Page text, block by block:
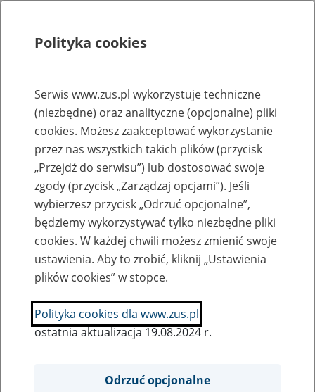
Rejestry, ewidencje i archiwa
Baza zlikwidowanych lub
przekształconych zakładów pracy
Nazwa zakładu pracy:
SZUKAJ
Polityka cookies
Serwis www.zus.pl wykorzystuje techniczne
(niezbędne) oraz analityczne (opcjonalne) pliki
cookies. Możesz zaakceptować wykorzystanie
przez nas wszystkich takich plików (przycisk
„Przejdź do serwisu”) lub dostosować swoje
zgody (przycisk „Zarządzaj opcjami”). Jeśli
wybierzesz przycisk „Odrzuć opcjonalne”,
będziemy wykorzystywać tylko niezbędne pliki
cookies. W każdej chwili możesz zmienić swoje
ustawienia. Aby to zrobić, kliknij „Ustawienia
plików cookies” w stopce.
Polityka cookies dla www.zus.pl
ostatnia aktualizacja 19.08.2024 r.
Odrzuć opcjonalne